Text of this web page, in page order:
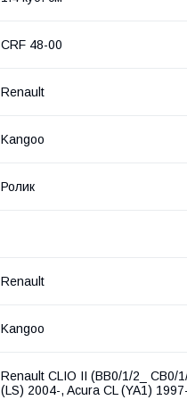
CRF 48-00
Renault
Kangoo
Ролик
Renault
Kangoo
Renault CLIO II (BB0/1/2_ CB0/
(LS) 2004-, Acura CL (YA1)